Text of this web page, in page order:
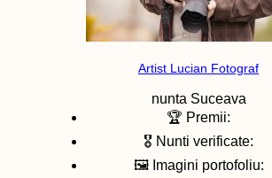
Artist Lucian Fotograf
nunta Suceava
🏆 Premii:
🎖️ Nunti verificate:
🖼️ Imagini portofoliu: